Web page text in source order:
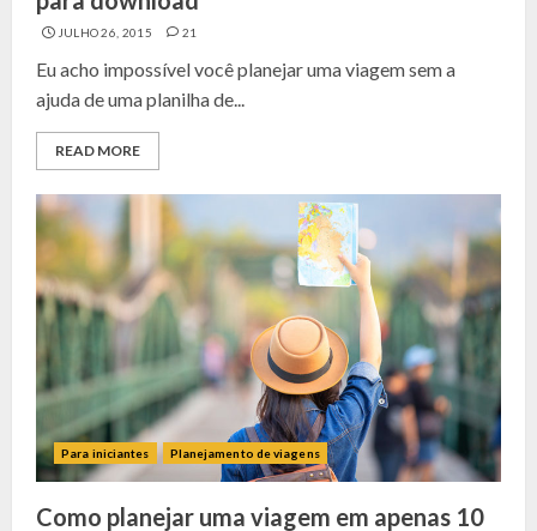
JULHO 26, 2015 21
Eu acho impossível você planejar uma viagem sem a
ajuda de uma planilha de...
READ MORE
Para iniciantes Planejamento de viagens
Como planejar uma viagem em apenas 10